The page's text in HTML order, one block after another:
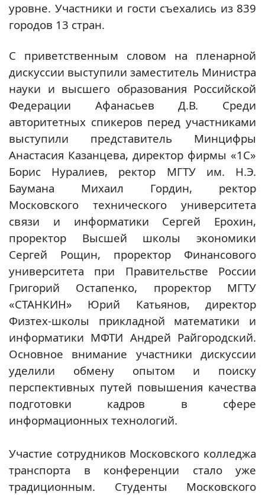
уровне. Участники и гости съехались из 839
городов 13 стран.
С приветственным словом на пленарной
дискуссии выступили заместитель Министра
науки и высшего образования Российской
Федерации Афанасьев Д.В. Среди
авторитетных спикеров перед участниками
выступили представитель Минцифры
Анастасия Казанцева, директор фирмы «1С»
Борис Нуралиев, ректор МГТУ им. Н.Э.
Баумана Михаил Гордин, ректор
Московского технического университета
связи и информатики Сергей Ерохин,
проректор Высшей школы экономики
Сергей Рощин, проректор Финансового
университета при Правительстве России
Григорий Остапенко, проректор МГТУ
«СТАНКИН» Юрий Катьянов, директор
Физтех-школы прикладной математики и
информатики МФТИ Андрей Райгородский.
Основное внимание участники дискуссии
уделили обмену опытом и поиску
перспективных путей повышения качества
подготовки кадров в сфере
информационных технологий.
Участие сотрудников Московского колледжа
транспорта в конференции стало уже
традиционным. Студенты Московского